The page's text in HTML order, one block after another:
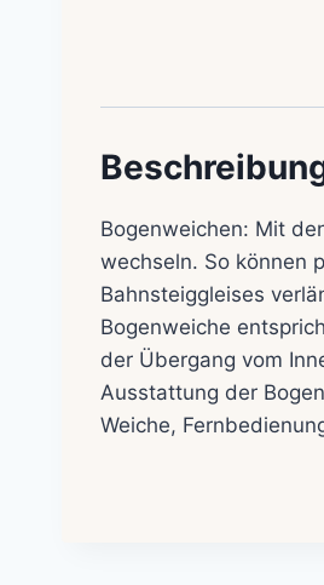
Bogenweichen: Mit
wechseln. So können
Bahnsteiggleises
Bogenweiche
der Übergang vom
Ausstattung der
Weiche,